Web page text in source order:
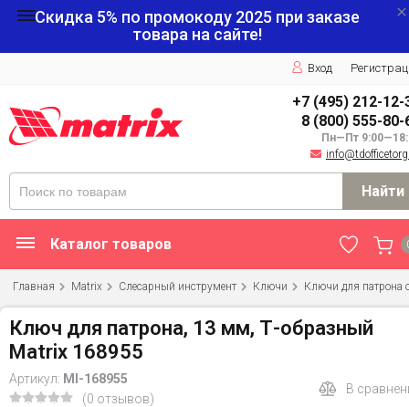
Скидка 5% по промокоду 2025 при заказе
товара на сайте!
Вход
+7 (495) 212-12-
8 (800) 555-80-
Пн—Пт
Найти
Каталог товаров
Главная Matrix Слесарный инструмент Ключи Ключи для патрона
Ключ для патрона, 13 мм, Т-образный
Matrix 168955
Артикул: MI-168955
(0 отзывов)
В